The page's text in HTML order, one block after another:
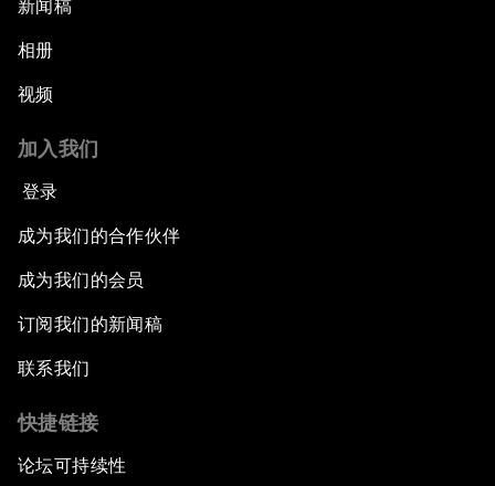
新闻稿
相册
视频
加入我们
登录
成为我们的合作伙伴
成为我们的会员
订阅我们的新闻稿
联系我们
快捷链接
论坛可持续性